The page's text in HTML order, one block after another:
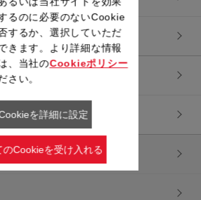
るのに必要のないCookie
するか、選択していただ
きます。より詳細な情報
、当社のCookieポリシー
さい。
を詳細に設定
のCookieを受け入れる